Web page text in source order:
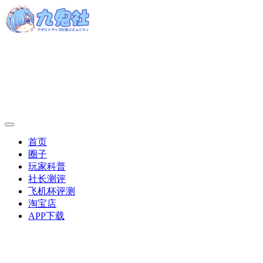
首页
圈子
玩家科普
社长测评
飞机杯评测
淘宝店
APP下载